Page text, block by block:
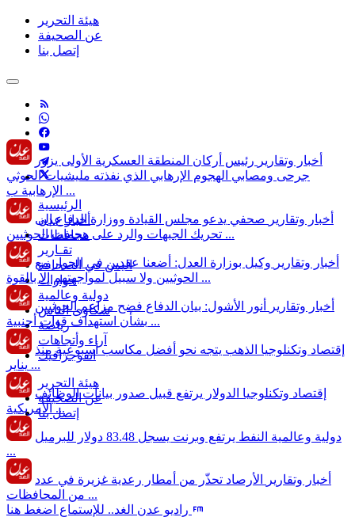
هيئة التحرير
عن الصحيفة
إتصل بنا
الرئيسية
أخبار عدن
محافظات
تقـارير
اليمن في الصحافة
حوارات
دولية وعالمية
شكاوى الناس
رياضة
آراء وأتجاهات
انفوجرافيك
هيئة التحرير
عن الصحيفة
إتصل بنا
أخبار وتقارير رئيس أركان المنطقة العسكرية الأولى يزور
جرحى ومصابي الهجوم الإرهابي الذي نفذته مليشيات الحوثي
الإرهابية ب ...
أخبار وتقارير صحفي يدعو مجلس القيادة ووزارة الدفاع إلى
تحريك الجبهات والرد على هجمات الحوثيين ...
أخبار وتقارير وكيل بوزارة العدل: أضعنا عقدين في الحوار مع
الحوثيين ولا سبيل لمواجهتهم إلا بالقوة ...
أخبار وتقارير
أنور الأشول: بيان الدفاع فضح مزاعم الحوثيين
بشأن استهداف قوات أجنبية ...
إقتصاد وتكنلوجيا الذهب يتجه نحو أفضل مكاسب أسبوعية منذ
يناير ...
إقتصاد وتكنلوجيا الدولار يرتفع قبيل صدور بيانات الوظائف
الأمريكية ...
دولية وعالمية
النفط يرتفع وبرنت يسجل 83.48 دولار للبرميل
...
أخبار وتقارير
الأرصاد تحذّر من أمطار رعدية غزيرة في عدد
من المحافظات ...